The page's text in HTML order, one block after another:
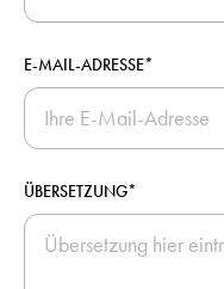
E-MAIL-ADRESSE*
ÜBERSETZUNG*